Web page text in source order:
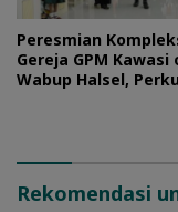
Peresmian
Gereja GPM Kawasi
Wabup Halsel,
Rekomendasi